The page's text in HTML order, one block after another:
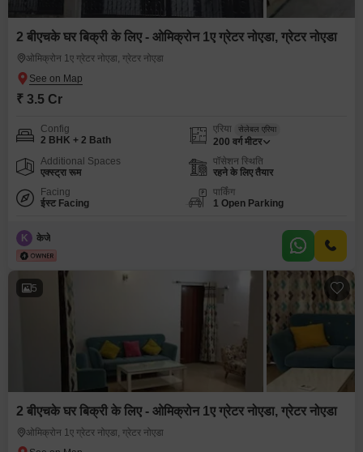
2 बीएचके घर बिक्री के लिए - ओमिक्रोन 1ए ग्रेटर नोएडा, ग्रेटर नोएडा
ओमिक्रोन 1ए ग्रेटर नोएडा, ग्रेटर नोएडा
₹ 3.5 Cr
Config
2 BHK + 2 Bath
एरिया सेलेबल एरिया
200 वर्ग मीटर
Additional Spaces
एक्स्ट्रा रूम
पॉसेशन स्थिति
रहने के लिए तैयार
Facing
ईस्ट Facing
पार्किंग
1 Open Parking
K केजे
5
2 बीएचके घर बिक्री के लिए - ओमिक्रोन 1ए ग्रेटर नोएडा, ग्रेटर नोएडा
ओमिक्रोन 1ए ग्रेटर नोएडा, ग्रेटर नोएडा